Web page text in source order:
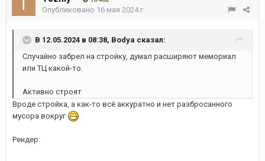
Опубликовано 16 мая 2024 г.
В 12.05.2024 в 08:38, Bodya сказал:
Случайно забрел на стройку, думал расширяют мемориал
или ТЦ какой-то.
Активно строят
Вроде стройка, а как-то всё аккуратно и нет разбросанного
мусора вокруг
Рендер: